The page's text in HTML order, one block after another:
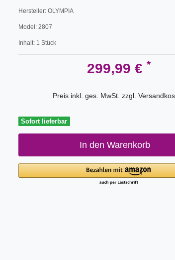
Hersteller: OLYMPIA
Model: 2807
Inhalt: 1 Stück
299,99 € *
Preis inkl. ges. MwSt. zzgl.
Sofort lieferbar
In den Warenkorb